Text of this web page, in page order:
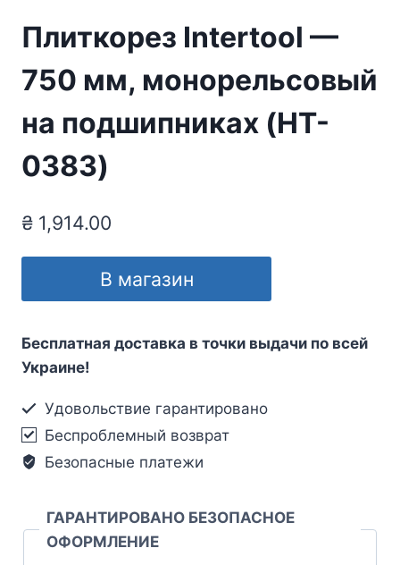
Плиткорез Intertool —
750 мм, монорельсовый
на подшипниках (HT-
0383)
₴ 1,914.00
В магазин
Бесплатная доставка в точки выдачи по всей
Украине!
Удовольствие гарантировано
Беспроблемный возврат
Безопасные платежи
ГАРАНТИРОВАНО БЕЗОПАСНОЕ
ОФОРМЛЕНИЕ